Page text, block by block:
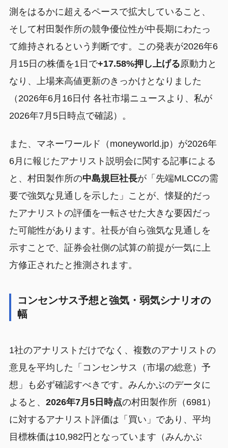
測をはるかに超えるペースで拡大していること、
そして村田製作所の競争優位性が中長期にわたっ
て維持されるという判断です。この発表が2026年6
月15日の株価を1日で+17.58%押し上げる原動力と
なり、上場来高値更新のきっかけとなりました
（2026年6月16日付 各社市場ニュースより、私が
2026年7月5日時点で確認）。
また、マネーワールド（moneyworld.jp）が2026年
6月に報じたアナリスト説明会に関する記事による
と、村田製作所の中島規巨社長が「先端MLCCの需
要で強気な見通しを示した」ことが、懐疑的だっ
たアナリストの評価を一転させた大きな要因だっ
た可能性があります。社長が自ら強気な見通しを
示すことで、証券会社側の試算の前提が一気に上
方修正されたと推測されます。
コンセンサス予想と強気・弱気シナリオの
幅
1社のアナリストだけでなく、複数のアナリストの
意見を平均した「コンセンサス（市場の総意）予
想」も必ず確認すべきです。みんかぶのデータに
よると、 2026年7月5日時点の村田製作所（6981）
に対するアナリスト評価は「買い」であり、平均
目標株価は10,982円となっています（みんかぶ